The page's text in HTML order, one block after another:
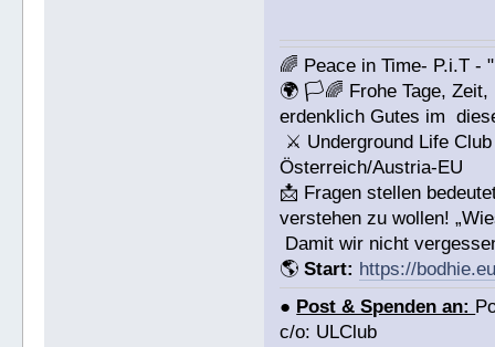
🌈 Peace in Time- P.i.T
🌍 🏳🌈 Frohe Tage, Zeit,
erdenklich Gutes im
⚔ Underground Life
Österreich/Austria-EU
📩 Fragen stellen
verstehen zu wollen!
Damit wir nicht
🌎Start: https://
● Post & Spenden an:
c/o: ULClub